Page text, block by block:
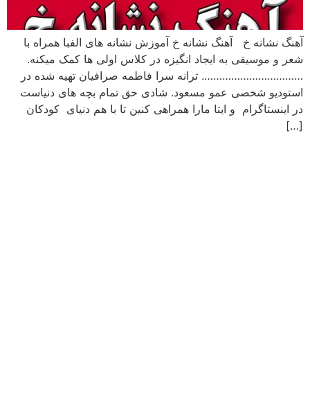
آهنگ نشانه خ آهنگ نشانه خ آموزش نشانه های الفبا همراه با
شعر و موسیقی به ایجاد انگیزه در کلاس اولی ها کمک میکنه.
……………………………. ترانه سرا فاطمه صرافیان تهیه شده در
استودیو شخصی عمو مسعود. شادی حق تمام بچه های دنیاست
در اینستاگرام و ایتا مارا همراهی کنین تا با هم دنیای کودکان
[…]